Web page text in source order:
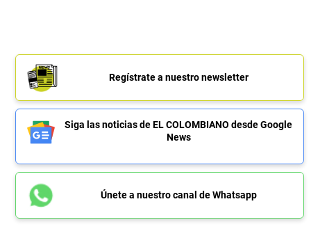
Regístrate a nuestro newsletter
Siga las noticias de EL COLOMBIANO desde Google
News
Únete a nuestro canal de Whatsapp